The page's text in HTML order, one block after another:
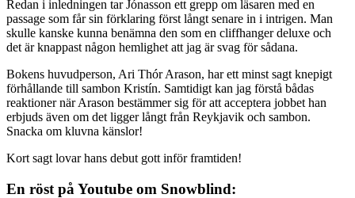
Redan i inledningen tar Jónasson ett grepp om läsaren med en
passage som får sin förklaring först långt senare in i intrigen. Man
skulle kanske kunna benämna den som en cliffhanger deluxe och
det är knappast någon hemlighet att jag är svag för sådana.
Bokens huvudperson, Ari Thór Arason, har ett minst sagt knepigt
förhållande till sambon Kristín. Samtidigt kan jag förstå bådas
reaktioner när Arason bestämmer sig för att acceptera jobbet han
erbjuds även om det ligger långt från Reykjavik och sambon.
Snacka om kluvna känslor!
Kort sagt lovar hans debut gott inför framtiden!
En röst på Youtube om Snowblind: